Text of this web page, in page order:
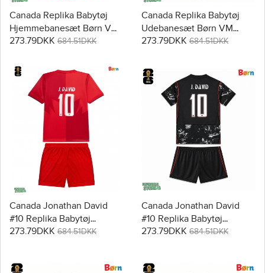
Canada Replika Babytøj
Hjemmebanesæt Børn VM
2026 Kortærmet (+ Korte
273.79DKK 684.51DKK
Canada Replika Babytøj
Udebanesæt Børn VM
2026 Kortærmet (+ Korte
273.79DKK 684.51DKK
Canada Jonathan David
#10 Replika Babytøj
Hjemmebanesæt Børn VM
273.79DKK 684.51DKK
Canada Jonathan David
#10 Replika Babytøj
Udebanesæt Børn VM
273.79DKK 684.51DKK